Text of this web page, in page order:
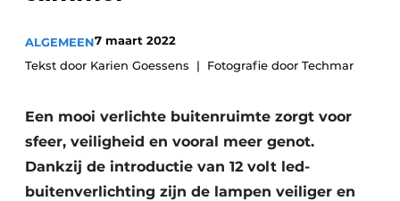
Vacature aanmelden
Video’s
ALGEMEEN7 maart 2022
Tekst door Karien Goessens
Fotografie door Techmar
Een mooi verlichte buitenruimte zorgt voor
sfeer, veiligheid en vooral meer genot.
Dankzij de introductie van 12 volt led-
buitenverlichting zijn de lampen veiliger en